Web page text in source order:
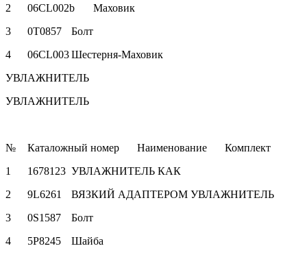
2
06CL002b
Маховик
3
0T0857
Болт
4
06CL003Шестерня-Маховик
УВЛАЖНИТЕЛЬ
УВЛАЖНИТЕЛЬ
№ Каталожный номер Наименование
Комплект
1
1678123 УВЛАЖНИТЕЛЬ КАК
2
9L6261
ВЯЗКИЙ АДАПТЕРОМ УВЛАЖНИТЕЛЬ
3
0S1587
Болт
4
5P8245
Шайба